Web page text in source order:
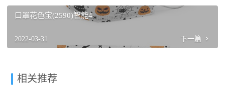
口罩花色宝(2590)智能4
2022-03-31 下一篇
相关推荐